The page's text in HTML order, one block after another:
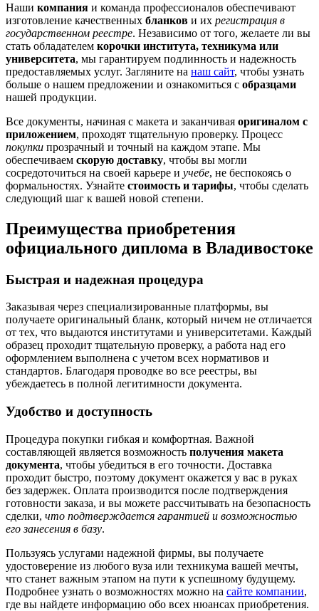
Наши компания и команда профессионалов обеспечивают
изготовление качественных бланков и их регистрация в
государственном реестре. Независимо от того, желаете ли вы
стать обладателем корочки института, техникума или
университета, мы гарантируем подлинность и надежность
предоставляемых услуг. Загляните на наш сайт, чтобы узнать
больше о нашем предложении и ознакомиться с образцами
нашей продукции.
Все документы, начиная с макета и заканчивая оригиналом с
приложением, проходят тщательную проверку. Процесс
покупки прозрачный и точный на каждом этапе. Мы
обеспечиваем скорую доставку, чтобы вы могли
сосредоточиться на своей карьере и учебе, не беспокоясь о
формальностях. Узнайте стоимость и тарифы, чтобы сделать
следующий шаг к вашей новой степени.
Преимущества приобретения
официального диплома в Владивостоке
Быстрая и надежная процедура
Заказывая через специализированные платформы, вы
получаете оригинальный бланк, который ничем не отличается
от тех, что выдаются институтами и университетами. Каждый
образец проходит тщательную проверку, а работа над его
оформлением выполнена с учетом всех нормативов и
стандартов. Благодаря проводке во все реестры, вы
убеждаетесь в полной легитимности документа.
Удобство и доступность
Процедура покупки гибкая и комфортная. Важной
составляющей является возможность получения макета
документа, чтобы убедиться в его точности. Доставка
проходит быстро, поэтому документ окажется у вас в руках
без задержек. Оплата производится после подтверждения
готовности заказа, и вы можете рассчитывать на безопасность
сделки, что подтверждается гарантией и возможностью
его занесения в базу.
Пользуясь услугами надежной фирмы, вы получаете
удостоверение из любого вуза или техникума вашей мечты,
что станет важным этапом на пути к успешному будущему.
Подробнее узнать о возможностях можно на сайте компании,
где вы найдете информацию обо всех нюансах приобретения.